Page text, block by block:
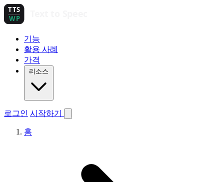
기능
활용 사례
가격
리소스
로그인 시작하기
홈